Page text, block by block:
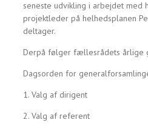
seneste udvikling i arbejdet med
projektleder på helhedsplanen
deltager.
Derpå følger fællesrådets årlige
Dagsorden for
1. Valg af dirigent
2. Valg af referent